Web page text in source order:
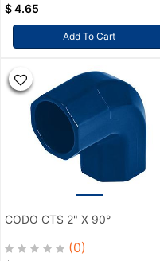
$4.65
Add To Cart
CODO CTS 2" X 90°
(0)